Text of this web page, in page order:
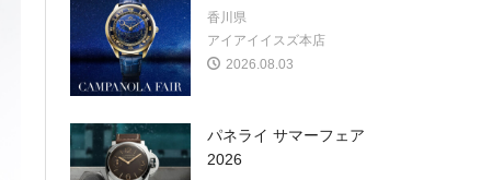
香川県
アイアイイスズ本店
2026.08.03
パネライ サマーフェア
2026